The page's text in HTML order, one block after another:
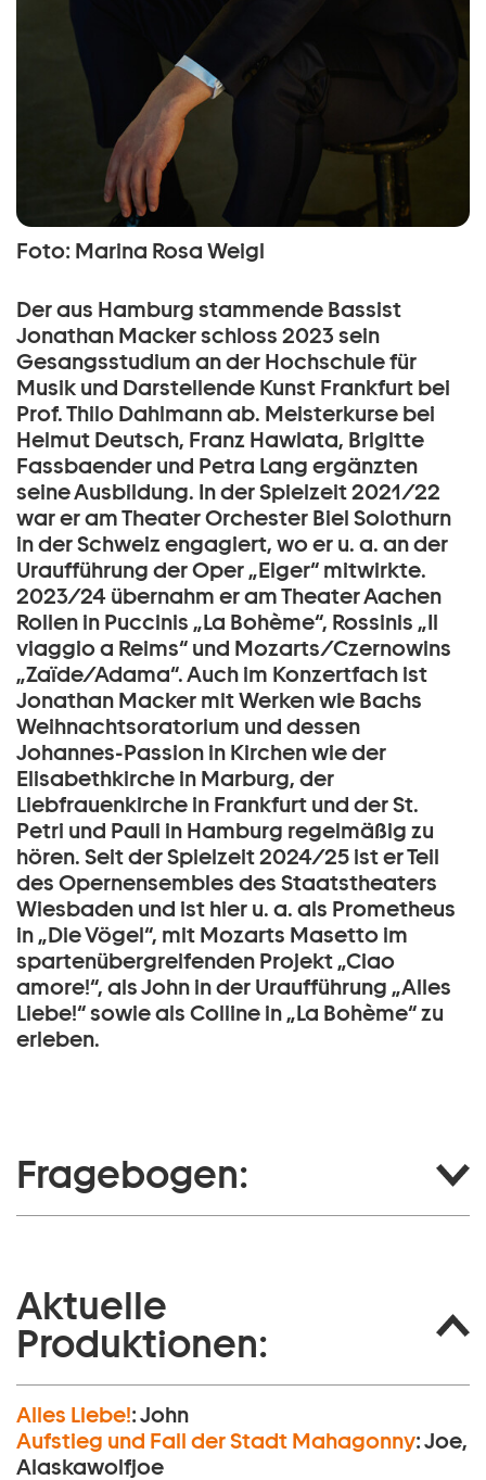
Foto: Marina Rosa Weigl
Der aus Hamburg stammende Bassist
Jonathan Macker schloss 2023 sein
Gesangsstudium an der Hochschule für
Musik und Darstellende Kunst Frankfurt bei
Prof. Thilo Dahlmann ab. Meisterkurse bei
Helmut Deutsch, Franz Hawlata, Brigitte
Fassbaender und Petra Lang ergänzten
seine Ausbildung. In der Spielzeit 2021/22
war er am Theater Orchester Biel Solothurn
in der Schweiz engagiert, wo er u. a. an der
Uraufführung der Oper „Eiger“ mitwirkte.
2023/24 übernahm er am Theater Aachen
Rollen in Puccinis „La Bohème“, Rossinis „Il
viaggio a Reims“ und Mozarts/Czernowins
„Zaïde/Adama“. Auch im Konzertfach ist
Jonathan Macker mit Werken wie Bachs
Weihnachtsoratorium und dessen
Johannes-Passion in Kirchen wie der
Elisabethkirche in Marburg, der
Liebfrauenkirche in Frankfurt und der St.
Petri und Pauli in Hamburg regelmäßig zu
hören. Seit der Spielzeit 2024/25 ist er Teil
des Opernensembles des Staatstheaters
Wiesbaden und ist hier u. a. als Prometheus
in „Die Vögel“, mit Mozarts Masetto im
spartenübergreifenden Projekt „Ciao
amore!“, als John in der Uraufführung „Alles
Liebe!“ sowie als Colline in „La Bohème“ zu
erleben.
Fragebogen:
Aktuelle
Produktionen:
Alles Liebe!:John
Aufstieg und Fall der Stadt Mahagonny:Joe,
Alaskawolfjoe